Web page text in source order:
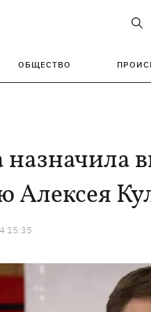
ОБЩЕСТВО
назначила
Алексея
15:35